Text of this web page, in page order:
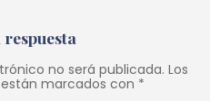
respuesta
no será publicada. Los
marcados con *